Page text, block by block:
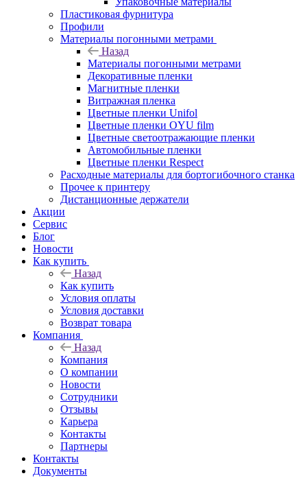
Пластиковая фурнитура
Профили
Материалы погонными метрами
Назад
Материалы погонными метрами
Декоративные пленки
Магнитные пленки
Витражная пленка
Цветные пленки Unifol
Цветные пленки OYU film
Цветные светоотражающие пленки
Автомобильные пленки
Цветные пленки Respect
Расходные материалы для бортогибочного станка
Прочее к принтеру
Дистанционные держатели
Акции
Сервис
Блог
Новости
Как купить
Назад
Как купить
Условия оплаты
Условия доставки
Возврат товара
Компания
Назад
Компания
О компании
Новости
Сотрудники
Отзывы
Карьера
Контакты
Партнеры
Контакты
Документы